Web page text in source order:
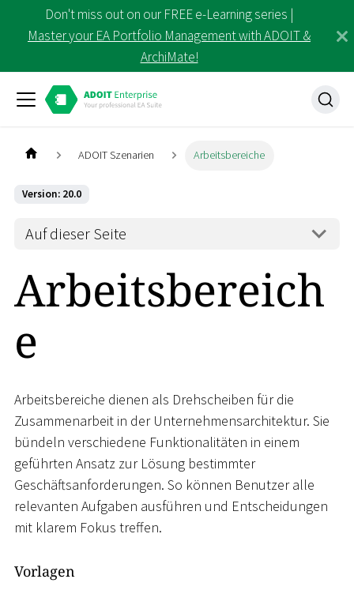
Don't miss out on our FREE e-Learning series |
Master your EA Portfolio Management with ADOIT &
ArchiMate!
ADOIT Szenarien Arbeitsbereiche
Version: 20.0
Auf dieser Seite
Arbeitsbereich
e
Arbeitsbereiche dienen als Drehscheiben für die
Zusammenarbeit in der Unternehmensarchitektur. Sie
bündeln verschiedene Funktionalitäten in einem
geführten Ansatz zur Lösung bestimmter
Geschäftsanforderungen. So können Benutzer alle
relevanten Aufgaben ausführen und Entscheidungen
mit klarem Fokus treffen.
Vorlagen